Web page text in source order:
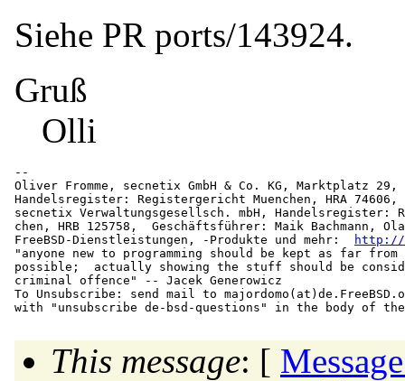
Siehe PR ports/143924.
Gruß
Olli
--
Oliver Fromme, secnetix GmbH & Co. KG, Marktplatz
Handelsregister: Registergericht Muenchen, HRA
secnetix Verwaltungsgesellsch. mbH, Handelsregister:
chen, HRB 125758,  Geschäftsführer: Maik Bachmann,
FreeBSD-Dienstleistungen, -Produkte und mehr:
http://
"anyone new to programming should be kept as far from
possible;  actually showing the stuff should be
criminal offence" -- Jacek Generowicz
To Unsubscribe: send mail to majordomo(at)de.
This message: [